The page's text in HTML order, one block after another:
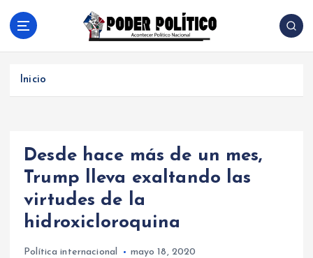
Acontecer Politico Nacional
Inicio
Desde hace más de un mes,
Trump lleva exaltando las
virtudes de la
hidroxicloroquina
Política internacional mayo 18, 2020